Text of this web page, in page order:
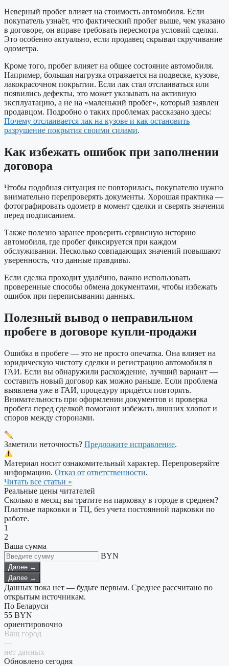
Неверный пробег влияет на стоимость автомобиля. Если
покупатель узнаёт, что фактический пробег выше, чем указано
в договоре, он вправе требовать пересмотра условий сделки.
Это особенно актуально, если продавец скрывал скручивание
одометра.
Кроме того, пробег влияет на общее состояние автомобиля.
Например, большая нагрузка отражается на подвеске, кузове,
лакокрасочном покрытии. Если лак стал отслаиваться или
появились дефекты, это может указывать на активную
эксплуатацию, а не на «маленький пробег», который заявлен
продавцом. Подробно о таких проблемах рассказано здесь:
Почему отслаивается лак на кузове и как остановить
разрушение покрытия своими силами.
Как избежать ошибок при заполнении
договора
Чтобы подобная ситуация не повторилась, покупателю нужно
внимательно перепроверять документы. Хорошая практика —
фотографировать одометр в момент сделки и сверять значения
перед подписанием.
Также полезно заранее проверить сервисную историю
автомобиля, где пробег фиксируется при каждом
обслуживании. Несколько совпадающих значений повышают
уверенность, что данные правдивы.
Если сделка проходит удалённо, важно использовать
проверенные способы обмена документами, чтобы избежать
ошибок при переписывании данных.
Полезный вывод о неправильном
пробеге в договоре купли-продажи
Ошибка в пробеге — это не просто опечатка. Она влияет на
юридическую чистоту сделки и регистрацию автомобиля в
ГАИ. Если вы обнаружили расхождение, лучший вариант —
составить новый договор как можно раньше. Если проблема
выявлена уже в ГАИ, процедуру придётся повторять.
Внимательность при оформлении документов и проверка
пробега перед сделкой помогают избежать лишних хлопот и
споров между сторонами.
Заметили неточность? Предложите исправление.
Материал носит ознакомительный характер. Перепроверяйте
информацию. Отказ от ответственности.
Читать все статьи »
Реальные цены читателей
Сколько в месяц вы тратите на парковку в городе в среднем?
Платные парковки и ТЦ, без учета постоянной парковки по
работе.
1
2
Ваша сумма
BYN
Далее →
Далее →
Данных пока нет — будьте первым. Среднее рассчитано по
открытым источникам.
По Беларуси
55 BYN
ориентировочно
Ваш город
—
нет данных
Обновлено сегодня